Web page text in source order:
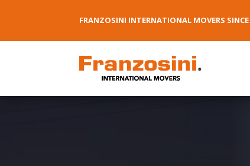
FRANZOSINI INTERNATIONAL MOVERS